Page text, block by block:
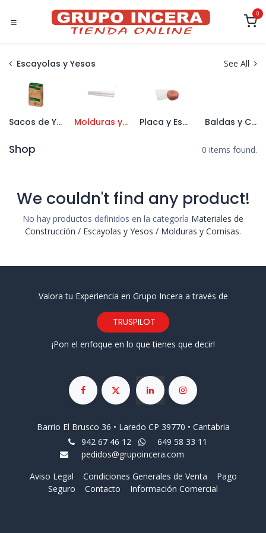
0
Escayolas y Yesos See All
Sacos de Yeso Molduras y Cornisas Placa y Esparto Baldas y Complementos
Shop 0 items found.
We couldn't find any product!
No hay productos definidos en la categoría Materiales de
Construcción / Escayolas y Yesos / Molduras y Cornisas.
Valora tu Experiencia en Grupo Incera a través de
TRUSPILOT
¡Pon el enfoque en lo que tienes que decir!
Barrio El Brusco 36 • Laredo CP 39770 • Cantabria
942 67 46 12
649 58 33 11
pedidos@grupoincera.com
Aviso Legal
Condiciones Generales de Venta
Pago
Seguro
Contacto Información Comercial